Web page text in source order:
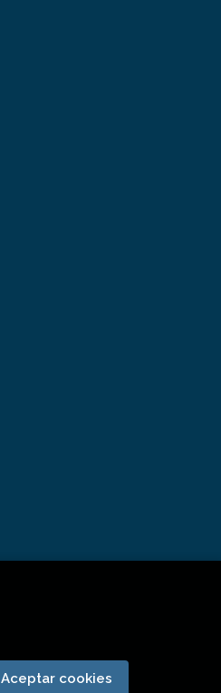
Aceptar cookies